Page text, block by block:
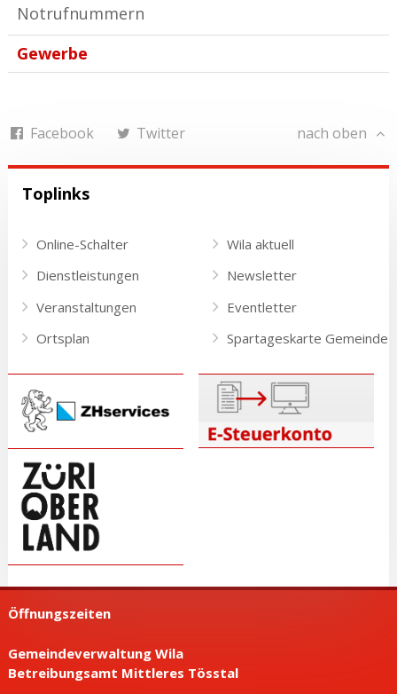
Notrufnummern
Gewerbe
Facebook Twitter nach oben
Toplinks
Online-Schalter
Dienstleistungen
Veranstaltungen
Ortsplan
Wila aktuell
Newsletter
Eventletter
Spartageskarte Gemeinde
Öffnungszeiten
Gemeindeverwaltung Wila
Betreibungsamt Mittleres Tösstal